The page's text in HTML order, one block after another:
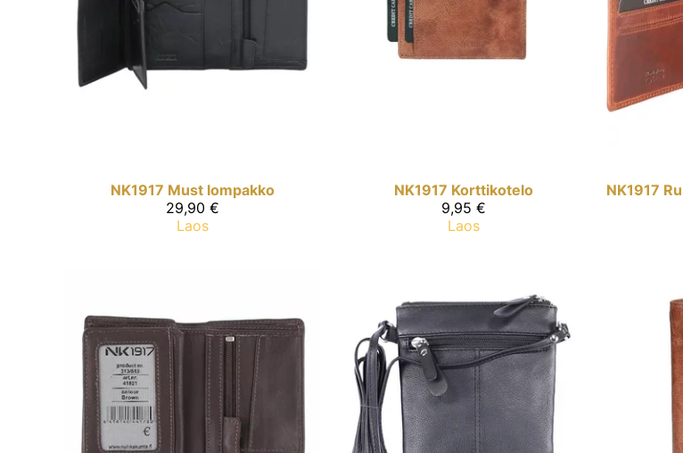
NK1917 Must lompakko
29,90 €
Laos
NK1917 Korttikotelo
9,95 €
Laos
NK1917